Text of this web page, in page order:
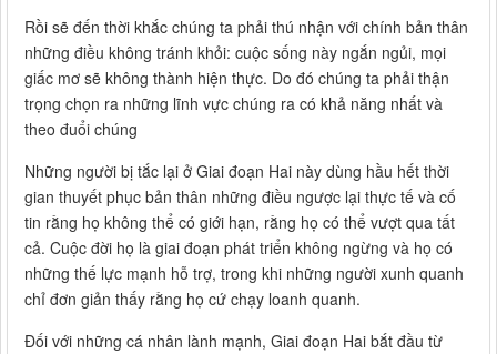
Rồi sẽ đến thời khắc chúng ta phải thú nhận với chính bản thân
những điều không tránh khỏi: cuộc sống này ngắn ngủi, mọi
giấc mơ sẽ không thành hiện thực. Do đó chúng ta phải thận
trọng chọn ra những lĩnh vực chúng ra có khả năng nhất và
theo đuổi chúng
Những người bị tắc lại ở Giai đoạn Hai này dùng hầu hết thời
gian thuyết phục bản thân những điều ngược lại thực tế và cố
tin rằng họ không thể có giới hạn, rằng họ có thể vượt qua tất
cả. Cuộc đời họ là giai đoạn phát triển không ngừng và họ có
những thế lực mạnh hỗ trợ, trong khi những người xunh quanh
chỉ đơn giản thấy rằng họ cứ chạy loanh quanh.
Đối với những cá nhân lành mạnh, Giai đoạn Hai bắt đầu từ